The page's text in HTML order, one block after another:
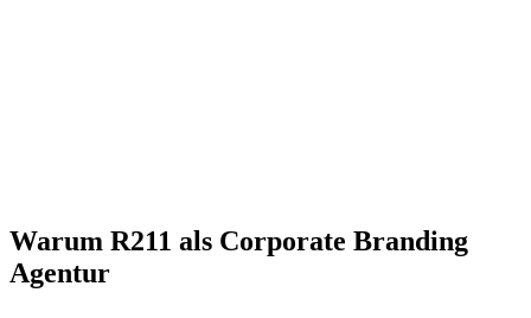
Warum R211 als Corporate Branding
Agentur